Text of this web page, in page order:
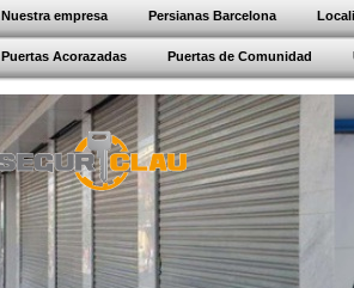
Nuestra empresa Persianas Barcelona
Puertas Acorazadas Puertas de Comunidad